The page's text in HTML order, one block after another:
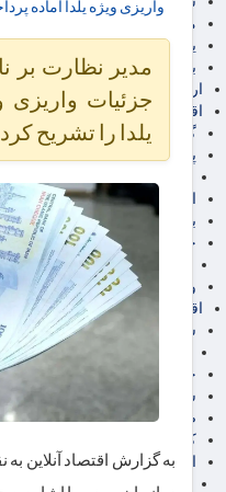
مالیات
یارانه و معیشت مردم
برق، آب و انرژی
ارز دیجیتال
اقتصاد اجتماعی
گردشگری
پزشکی، سلامت و زیبایی
بازنشستگان
حقوق و قضایی
دفتر وکیل
ورزشی
اقتصاد شهری و روستایی
شهر و مسکن و عمران
حمل و نقل
شهرک های صنعتی
صنایع غذایی
کشاورزی و دامداری
اخبار استان ها
استان تهران
واریزی ویژه یلدا آماده
مدیر نظارت بر
جزئیات
یلدا را تشریح
به گزارش اقتصاد آنلاین به